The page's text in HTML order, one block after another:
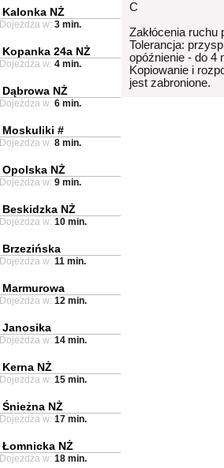
C
Zakłócenia
Tolerancja:
opóźnienie - do 4
Kopiowanie i
jest zabronione.
Kalonka NŻ
Dojeżdża w: 3 min.
Kopanka 24a NŻ
Dojeżdża w: 4 min.
Dąbrowa NŻ
Dojeżdża w: 6 min.
Moskuliki #
Dojeżdża w: 8 min.
Opolska NŻ
Dojeżdża w: 9 min.
Beskidzka NŻ
Dojeżdża w: 10 min.
Brzezińska
Dojeżdża w: 11 min.
Marmurowa
Dojeżdża w: 12 min.
Janosika
Dojeżdża w: 14 min.
Kerna NŻ
Dojeżdża w: 15 min.
Śnieżna NŻ
Dojeżdża w: 17 min.
Łomnicka NŻ
Dojeżdża w: 18 min.